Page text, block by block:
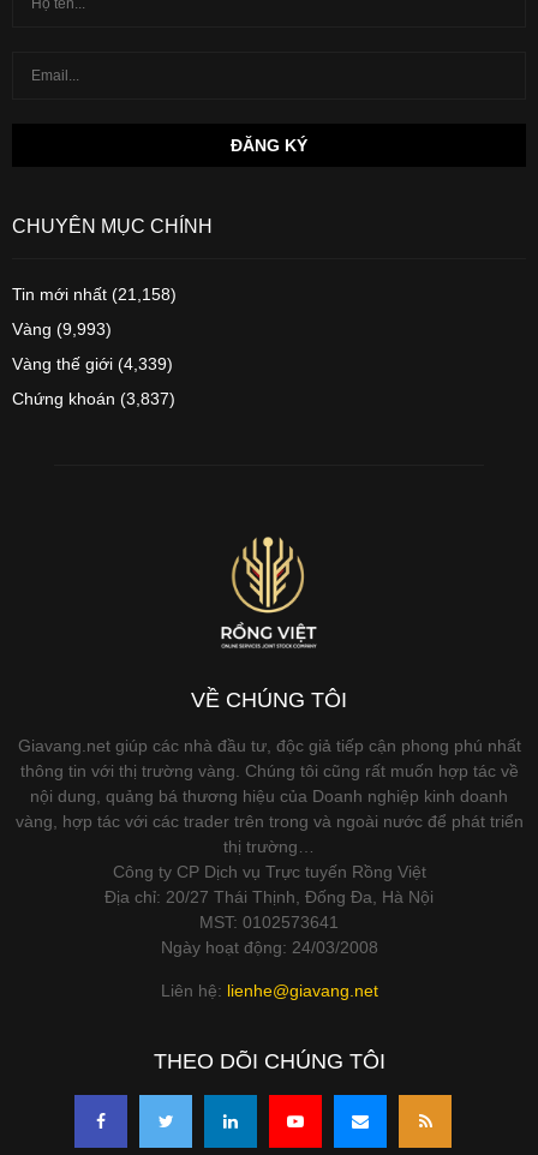
CHUYÊN MỤC CHÍNH
Tin mới nhất (21,158)
Vàng (9,993)
Vàng thế giới (4,339)
Chứng khoán (3,837)
VỀ CHÚNG TÔI
Giavang.net giúp các nhà đầu tư, độc giả tiếp cận phong phú nhất
thông tin với thị trường vàng. Chúng tôi cũng rất muốn hợp tác về
nội dung, quảng bá thương hiệu của Doanh nghiệp kinh doanh
vàng, hợp tác với các trader trên trong và ngoài nước để phát triển
thị trường…
Công ty CP Dịch vụ Trực tuyến Rồng Việt
Địa chỉ: 20/27 Thái Thịnh, Đống Đa, Hà Nội
MST: 0102573641
Ngày hoạt động: 24/03/2008
Liên hệ: lienhe@giavang.net
THEO DÕI CHÚNG TÔI